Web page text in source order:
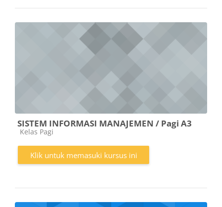
SISTEM INFORMASI MANAJEMEN / Pagi A3
Kategori kursus
Kelas Pagi
Klik untuk memasuki kursus ini